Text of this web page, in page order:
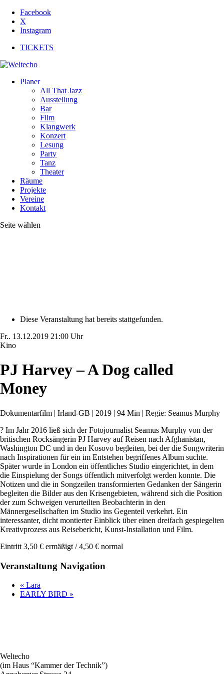
Facebook
X
Instagram
TICKETS
Planer
All That Jazz
Ausstellung
Bar
Film
Klangwerk
Konzert
Lesung
Party
Tanz
Theater
Räume
Projekte
Vereine
Kontakt
Seite wählen
Diese Veranstaltung hat bereits stattgefunden.
Fr.. 13.12.2019 21:00 Uhr
Kino
PJ Harvey – A Dog called
Money
Dokumentarfilm | Irland-GB | 2019 | 94 Min | Regie: Seamus Murphy
? Im Jahr 2016 ließ sich der Fotojournalist Seamus Murphy von der
britischen Rocksängerin PJ Harvey auf Reisen nach Afghanistan,
Washington DC und in den Kosovo begleiten, bei der die Songwriterin
nach Inspirationen für ein im Entstehen begriffenes Album suchte.
Später wurde in London ein öffentliches Studio eingerichtet, in dem
die Einspielung der Songs öffentlich mitverfolgt werden konnte. Die
Notizen und die in Songzeilen transformierten Gedanken der Sängerin
begleiten die Bilder aus den Krisengebieten, während sich die Position
der zum Schweigen verurteilten Beobachterin in den
Männergesellschaften im Studio ins Gegenteil verkehrt. Ein
interessanter, dicht montierter Einblick über einen dreifach gespiegelten
Kreativprozess aus Reisebericht, Kunst-Installation und Film.
Eintritt 3,50 € ermäßigt / 4,50 € normal
Veranstaltung Navigation
« Lara
EARLY BIRD »
Weltecho
(im Haus “Kammer der Technik”)